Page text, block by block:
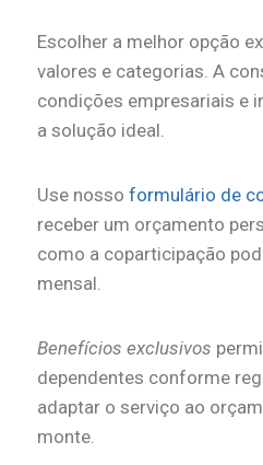
Escolher a melhor opção
valores e categorias. A
condições empresariais e
a solução ideal.
Use nosso formulário de
receber um orçamento
como a coparticipação
mensal.
Benefícios exclusivos
dependentes conforme
adaptar o serviço ao
monte.